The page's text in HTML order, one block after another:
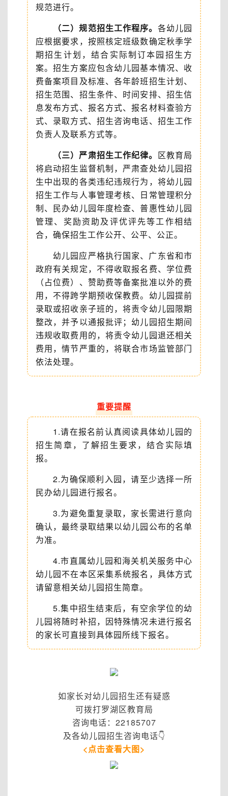
规范进行。
（二）规范招生工作程序。 各幼儿园
应根据要求，按照核定班级数确定秋季学
期招生计划，结合实际制订本园招生方
案。招生方案应包含幼儿园基本情况、收
费备案项目及标准、各年龄班招生计划、
招生范围、招生条件、时间安排、招生信
息发布方式、报名方式、报名材料查验方
式、录取方式、招生咨询电话、招生工作
负责人及联系方式等。
（三）严肃招生工作纪律。 区教育局
将启动招生监督机制，严肃查处幼儿园招
生中出现的各类违纪违规行为，将幼儿园
招生工作与人事管理考核、日常管理积分
制、民办幼儿园年度检查、普惠性幼儿园
管理、奖励资助及评优评先等工作相结
合，确保招生工作公开、公平、公正。
幼儿园应严格执行国家、广东省和市
政府有关规定，不得收取报名费、学位费
（占位费）、赞助费等备案批准以外的费
用，不得跨学期预收保教费。幼儿园提前
录取或招收亲子班的，将责令幼儿园限期
整改，并予以通报批评；幼儿园招生期间
违规收取费用的，将责令幼儿园退还相关
费用，情节严重的，将联合市场监管部门
依法处理。
重要提醒
1.请在报名前认真阅读具体幼儿园的
招生简章，了解招生要求，结合实际填
报。
2.为确保顺利入园，请至少选择一所
民办幼儿园进行报名。
3.为避免重复录取，家长需进行意向
确认，最终录取结果以幼儿园公布的名单
为准。
4.市直属幼儿园和海关机关服务中心
幼儿园不在本区采集系统报名，具体方式
请留意相关幼儿园招生简章。
5.集中招生结束后，有空余学位的幼
儿园将随时补招，因特殊情况未进行报名
的家长可直接到具体园所线下报名。
如家长对幼儿园招生还有疑惑
可拨打罗湖区教育局
咨询电话：22185707
及各幼儿园招生咨询电话👇
<点击查看大图>